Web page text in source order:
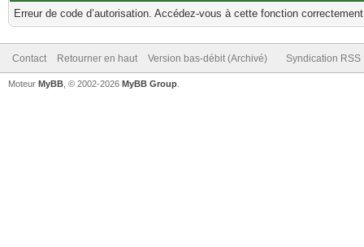
Erreur de code d’autorisation. Accédez-vous à cette fonction
Contact Retourner en haut Version bas-débit (Archivé) Syndication RSS
Moteur MyBB , © 2002-2026 MyBB Group